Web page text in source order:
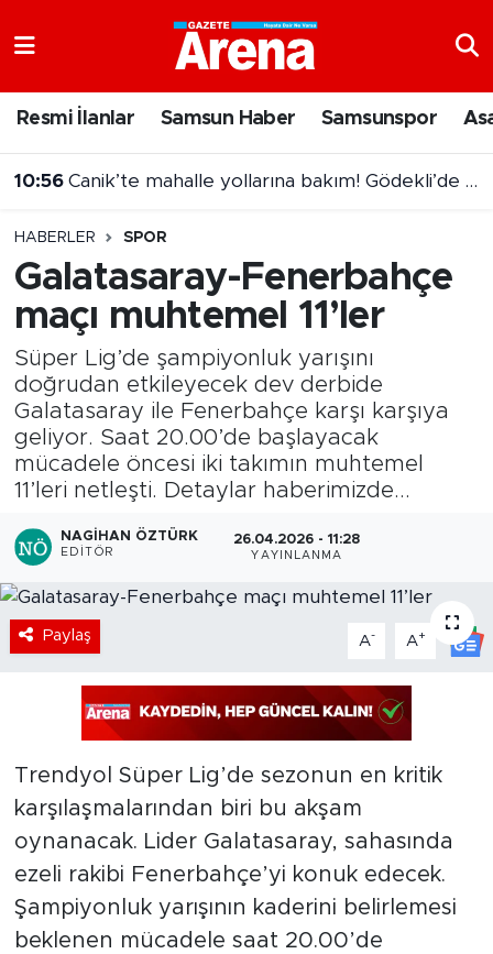
Resmi İlanlar Samsun Haber Samsunspor
10:56 Canik’te mahalle yollarına bakım! Gödekli’de yoğun mesai
HABERLER SPOR
Galatasaray-Fenerbahçe
maçı muhtemel 11’ler
Süper Lig’de şampiyonluk yarışını
doğrudan etkileyecek dev derbide
Galatasaray ile Fenerbahçe karşı karşıya
geliyor. Saat 20.00’de başlayacak
mücadele öncesi iki takımın muhtemel
11’leri netleşti. Detaylar haberimizde...
NAGIHAN ÖZTÜRK
EDITÖR
26.04.2026 - 11:28
YAYINLANMA
Paylaş A- A+
Trendyol Süper Lig’de sezonun en kritik
karşılaşmalarından biri bu akşam
oynanacak. Lider Galatasaray, sahasında
ezeli rakibi Fenerbahçe’yi konuk edecek.
Şampiyonluk yarışının kaderini belirlemesi
beklenen mücadele saat 20.00’de
Samsun Namaz Vakitleri
Süper Lig Puan Durumu ve Fikstür
Tüm Manşetler
Son Dakika Haberleri
Haber Arşivi